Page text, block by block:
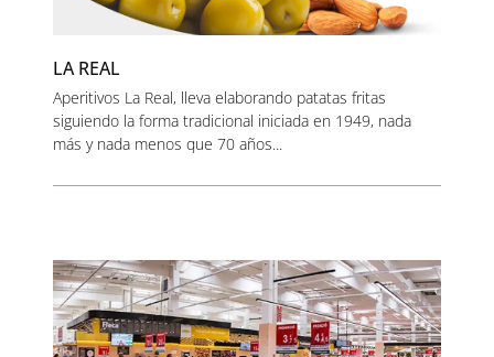
LA REAL
Aperitivos La Real, lleva elaborando patatas fritas
siguiendo la forma tradicional iniciada en 1949, nada
más y nada menos que 70 años...